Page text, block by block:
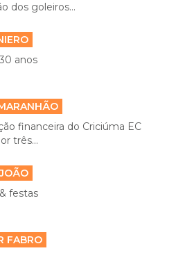
dos goleiros...
anos
financeira do Criciúma EC
três...
festas
FABRO